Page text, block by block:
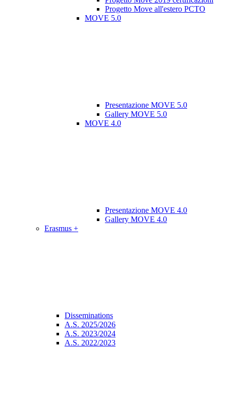
Progetto Move all'estero PCTO
MOVE 5.0
Presentazione MOVE 5.0
Gallery MOVE 5.0
MOVE 4.0
Presentazione MOVE 4.0
Gallery MOVE 4.0
Erasmus +
Disseminations
A.S. 2025/2026
A.S. 2023/2024
A.S. 2022/2023